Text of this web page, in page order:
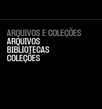
ARQUIVOS E COLEÇÕES
ARQUIVOS
BIBLIOTECAS
COLEÇÕES